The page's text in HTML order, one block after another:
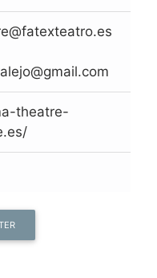
theatre-